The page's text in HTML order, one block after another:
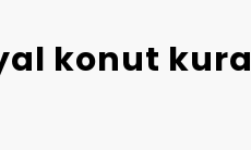
konut kura